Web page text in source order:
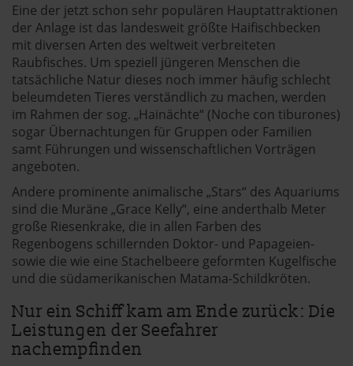
Eine der jetzt schon sehr populären Hauptattraktionen
der Anlage ist das landesweit größte Haifischbecken
mit diversen Arten des weltweit verbreiteten
Raubfisches. Um speziell jüngeren Menschen die
tatsächliche Natur dieses noch immer häufig schlecht
beleumdeten Tieres verständlich zu machen, werden
im Rahmen der sog. „Hainächte“ (Noche con tiburones)
sogar Übernachtungen für Gruppen oder Familien
samt Führungen und wissenschaftlichen Vorträgen
angeboten.
Andere prominente animalische „Stars“ des Aquariums
sind die Muräne „Grace Kelly“, eine anderthalb Meter
große Riesenkrake, die in allen Farben des
Regenbogens schillernden Doktor- und Papageien-
sowie die wie eine Stachelbeere geformten Kugelfische
und die südamerikanischen Matama-Schildkröten.
Nur ein Schiff kam am Ende zurück: Die
Leistungen der Seefahrer
nachempfinden